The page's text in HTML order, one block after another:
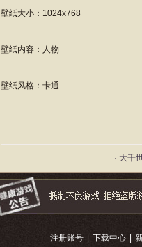
壁纸大小：1024x768
壁纸内容：人物
壁纸风格：卡通
· 大千
注册账号 | 下载中心 |